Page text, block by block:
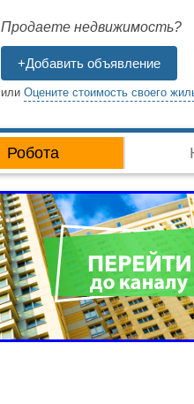
Продаете недвижимость?
+Добавить объявление
или Оцените стоимость своего
Робота